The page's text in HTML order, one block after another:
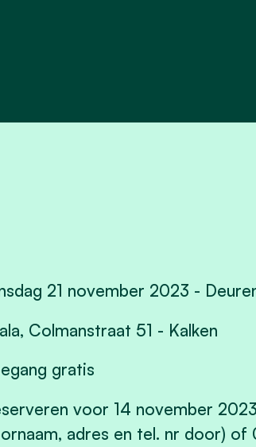
21 november 2023 -
Colmanstraat 51 - Kalken
gratis
voor 14 november
adres en tel. nr door)